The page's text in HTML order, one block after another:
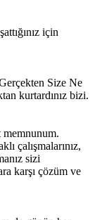
için
Size Ne
kurtardınız bizi.
memnunum.
çalışmalarınız,
sizi
karşı çözüm ve